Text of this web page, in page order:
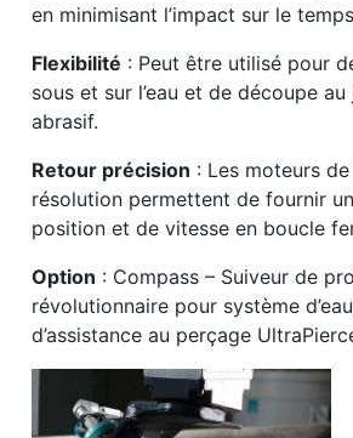
en minimisant l’impact sur le
Flexibilité : Peut être utilisé pour
sous et sur l’eau et de découpe au
abrasif.
Retour précision : Les moteurs
résolution permettent de fournir
position et de vitesse en boucle
Option : Compass – Suiveur de
révolutionnaire pour système
d’assistance au perçage